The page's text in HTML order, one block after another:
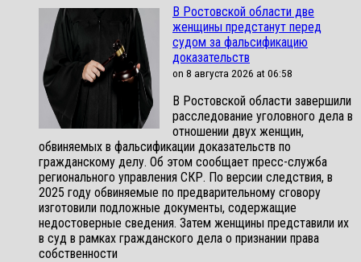
В Ростовской области две
женщины предстанут перед
судом за фальсификацию
доказательств
on 8 августа 2026 at 06:58
В Ростовской области завершили
расследование уголовного дела в
отношении двух женщин,
обвиняемых в фальсификации доказательств по
гражданскому делу. Об этом сообщает пресс-служба
регионального управления СКР. По версии следствия, в
2025 году обвиняемые по предварительному сговору
изготовили подложные документы, содержащие
недостоверные сведения. Затем женщины представили их
в суд в рамках гражданского дела о признании права
собственности